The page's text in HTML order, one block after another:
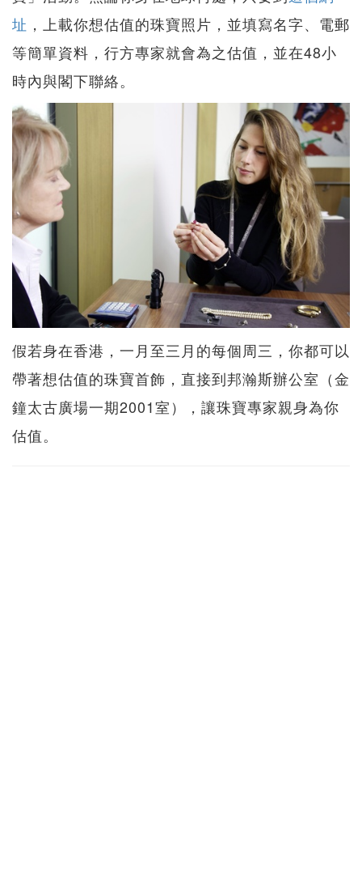
址 ，上載你想估值的珠寶照片，並填寫名字、電郵
等簡單資料，行方專家就會為之估值，並在48小
時內與閣下聯絡。
假若身在香港，一月至三月的每個周三，你都可以
帶著想估值的珠寶首飾，直接到邦瀚斯辦公室（金
鐘太古廣場一期2001室），讓珠寶專家親身為你
估值。